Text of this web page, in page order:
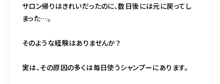
サロン帰りはきれいだったのに、数日後には元に戻ってし
まった…。
そのような経験はありませんか？
実は、その原因の多くは毎日使うシャンプーにあります。